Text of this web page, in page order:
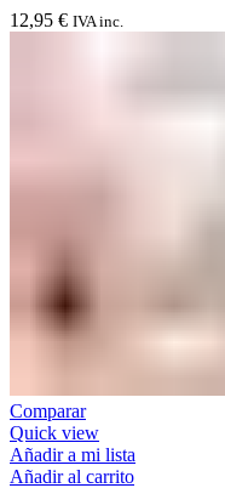
12,95 € IVA inc.
Comparar
Quick view
Añadir a mi lista
Añadir al carrito